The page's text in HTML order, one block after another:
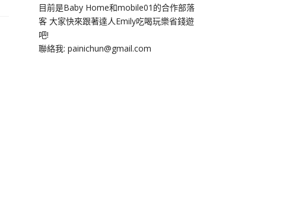
目前是Baby Home和mobile01的合作部落
客 大家快來跟著達人Emily吃喝玩樂省錢遊
吧!
聯絡我: painichun@gmail.com